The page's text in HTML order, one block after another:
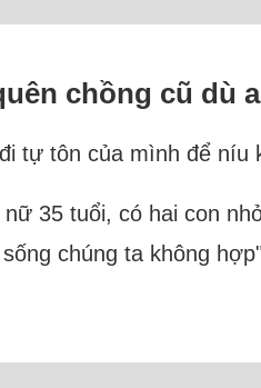
chồng cũ dù
tự tôn của mình để níu
35 tuổi, có hai con
chúng ta không